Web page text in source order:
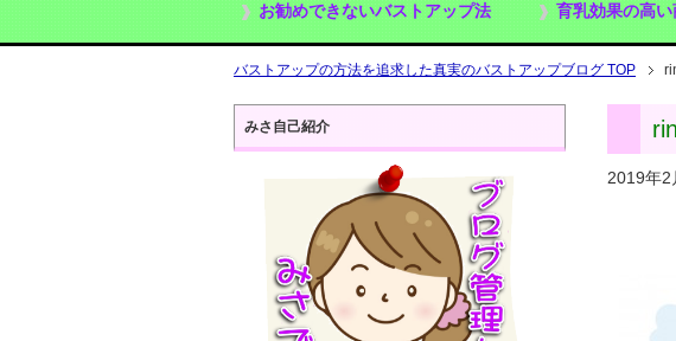
お勧めできないバストアップ法 育乳効果の高い
バストアップの方法を追求した真実のバストアップブログ TOP
2019年2
みさ自己紹介